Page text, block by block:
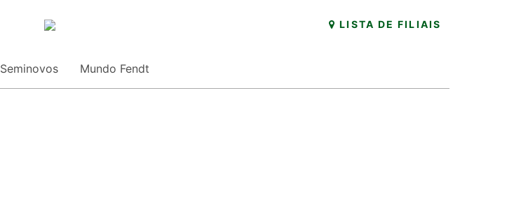
LISTA DE FILIAIS
Seminovos Mundo Fendt